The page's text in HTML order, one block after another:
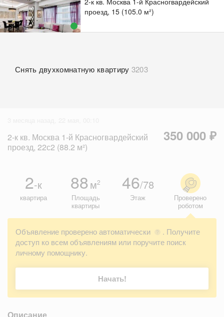
проезд, 15 (105.0 м²)
Снять двухкомнатную квартиру 3203
2-к кв. Москва 1-й Красногвардейский
проезд, 22с2 (88.2 м²)
350 000 ₽
2-к
квартира
88м2
Площадь
квартиры
46/78
Этаж
Проверено
роботом
Объявление проверено автоматически ?
. Получите
доступ ко всем объявлениям или поручите поиск
личному помощнику.
Начать!